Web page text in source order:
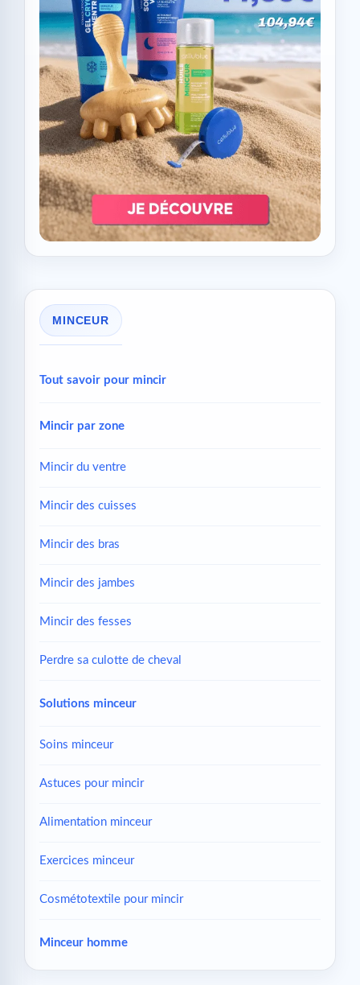
MINCEUR
Tout savoir pour mincir
Mincir par zone
Mincir du ventre
Mincir des cuisses
Mincir des bras
Mincir des jambes
Mincir des fesses
Perdre sa culotte de cheval
Solutions minceur
Soins minceur
Astuces pour mincir
Alimentation minceur
Exercices minceur
Cosmétotextile pour mincir
Minceur homme